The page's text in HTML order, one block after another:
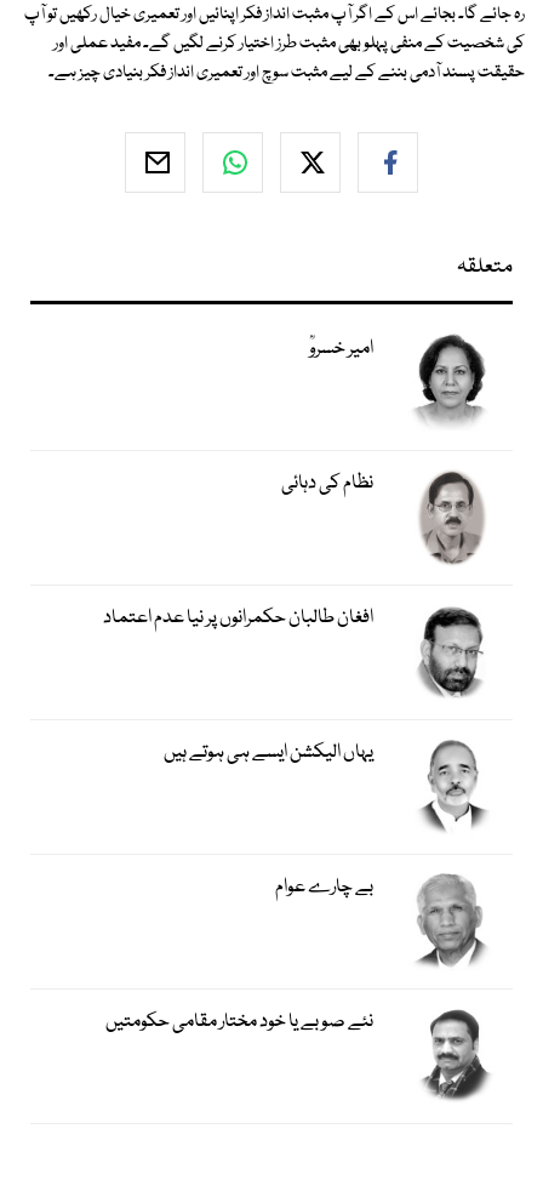
رہ جائے گا۔ بجائے اس کے اگر آپ مثبت انداز فکر اپنائیں اور تعمیری خیال رکھیں تو آپ
کی شخصیت کے منفی پہلو بھی مثبت طرز اختیار کرنے لگیں گے۔ مفید عملی اور
حقیقت پسند آدمی بننے کے لیے مثبت سوچ اور تعمیری انداز فکر بنیادی چیز ہے۔
متعلقہ
امیر خسروؒ
نظام کی دہائی
افغان طالبان حکمرانوں پر نیا عدم اعتماد
یہاں الیکشن ایسے ہی ہوتے ہیں
بے چارے عوام
نئے صوبے یا خود مختار مقامی حکومتیں